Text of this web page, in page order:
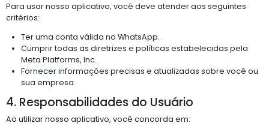
Para usar nosso aplicativo, você deve atender aos seguintes
critérios:
Ter uma conta válida no WhatsApp.
Cumprir todas as diretrizes e políticas estabelecidas pela
Meta Platforms, Inc..
Fornecer informações precisas e atualizadas sobre você ou
sua empresa.
4. Responsabilidades do Usuário
Ao utilizar nosso aplicativo, você concorda em: